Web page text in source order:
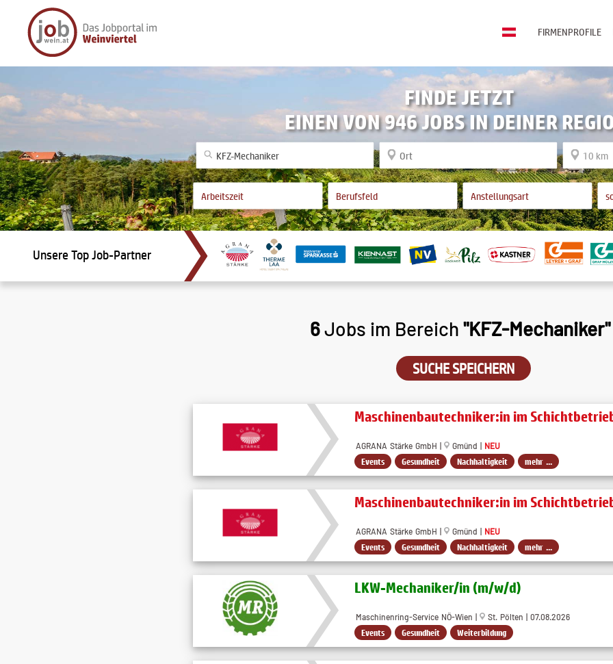
FIRMENPROFILE
FINDE JETZT
EINEN VON 946 JOBS IN DEINER
Unsere Top Job-Partner
6Jobs im Bereich "KFZ-Mechaniker"
SUCHE SPEICHERN
Maschinenbautechniker:in im
AGRANA Stärke GmbH | Gmünd | NEU
Events Gesundheit Nachhaltigkeit mehr ...
Maschinenbautechniker:in im
AGRANA Stärke GmbH | Gmünd | NEU
Events Gesundheit Nachhaltigkeit mehr ...
LKW-Mechaniker​/in (m​/w​/d)
Maschinenring-Service NÖ-Wien | St. Pölten | 07.08.2026
Events Gesundheit Weiterbildung